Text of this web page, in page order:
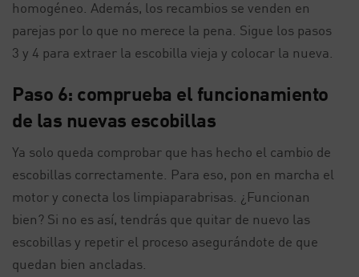
homogéneo. Además, los recambios se venden en
parejas por lo que no merece la pena. Sigue los pasos
3 y 4 para extraer la escobilla vieja y colocar la nueva.
Paso 6: comprueba el funcionamiento
de las nuevas escobillas
Ya solo queda comprobar que has hecho el cambio de
escobillas correctamente. Para eso, pon en marcha el
motor y conecta los limpiaparabrisas. ¿Funcionan
bien? Si no es así, tendrás que quitar de nuevo las
escobillas y repetir el proceso asegurándote de que
quedan bien ancladas.